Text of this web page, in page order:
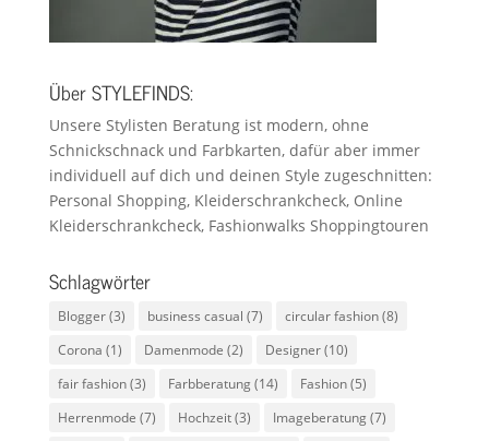
Über STYLEFINDS:
Unsere Stylisten Beratung ist modern, ohne
Schnickschnack und Farbkarten, dafür aber immer
individuell auf dich und deinen Style zugeschnitten:
Personal Shopping, Kleiderschrankcheck, Online
Kleiderschrankcheck, Fashionwalks Shoppingtouren
Schlagwörter
Blogger(3) business casual (7) circular fashion(8)
Corona (1) Damenmode (2) Designer(10)
fair fashion(3) Farbberatung(14) Fashion(5)
Herrenmode (7) Hochzeit(3) Imageberatung(7)